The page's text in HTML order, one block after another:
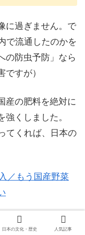
に過ぎません。で
で流通したのかを
の防虫予防」なら
すが）
産の肥料を絶対に
くしました。
てくれば、日本の
／もう国産野菜
国産肥料輸入｜もう
なくなるかもしれな
日本の文化・歴史 人気記事